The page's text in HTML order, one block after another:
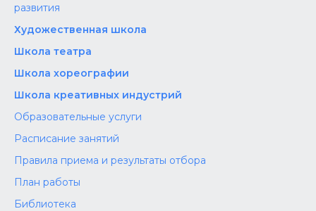
развития
Художественная школа
Школа‌‌‌‌ театра
Школа хореографии
Школа креативных индустрий
Образовательные услуги
Расписание занятий
Правила приема и результаты отбора
План работы
Библиотека